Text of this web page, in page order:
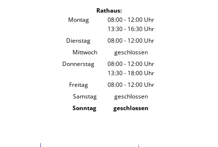
Rathaus:
Montag
08:00- 12:00 Uhr
Von 08:00 bis 12:00 Uhr
13:30- 16:30 Uhr
Von 13:30 bis 16:30 Uhr
Dienstag 08:00- 12:00 Uhr
Von 08:00 bis 12:00 Uhr
Mittwoch
geschlossen
Donnerstag
08:00- 12:00 Uhr
Von 08:00 bis 12:00 Uhr
13:30- 18:00 Uhr
Von 13:30 bis 18:00 Uhr
Freitag 08:00- 12:00 Uhr
Von 08:00 bis 12:00 Uhr
Samstag
geschlossen
Sonntag
geschlossen